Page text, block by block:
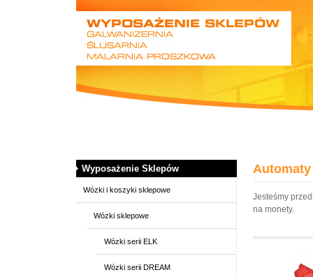
Wyposażenie Sklepów
Wózki i koszyki sklepowe
Wózki sklepowe
Wózki serii ELK
Wózki serii DREAM
Automaty
Jesteśmy
na monety.